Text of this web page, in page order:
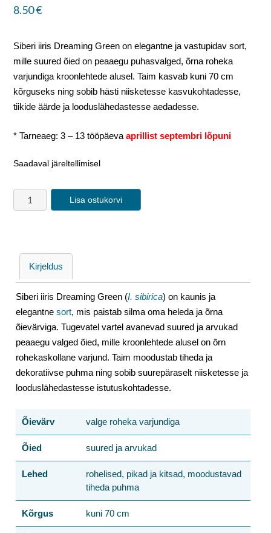
8.50€
Siberi iiris Dreaming Green on elegantne ja vastupidav sort,
mille suured õied on peaaegu puhasvalged, õrna roheka
varjundiga kroonlehtede alusel. Taim kasvab kuni 70 cm
kõrguseks ning sobib hästi niisketesse kasvukohtadesse,
tiikide äärde ja looduslähedastesse aedadesse.
* Tarneaeg: 3 – 13 tööpäeva aprillist septembri lõpuni
Saadaval järeltellimisel
Lisa ostukorvi
Kirjeldus
Siberi iiris Dreaming Green (I. sibirica) on kaunis ja
elegantne sort, mis paistab silma oma heleda ja õrna
õievärviga. Tugevatel vartel avanevad suured ja arvukad
peaaegu valged õied, mille kroonlehtede alusel on õrn
rohekaskollane varjund. Taim moodustab tiheda ja
dekoratiivse puhma ning sobib suurepäraselt niisketesse ja
looduslähedastesse istutuskohtadesse.
Õievärv valge roheka varjundiga
Õied suured ja arvukad
Lehed
rohelised, pikad ja kitsad, moodustavad
tiheda puhma
Kõrgus kuni 70 cm